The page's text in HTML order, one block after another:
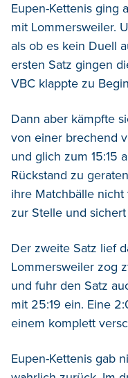
Eupen-Kettenis ging
mit Lommersweiler.
als ob es kein Duell
ersten Satz gingen
VBC klappte zu
Dann aber kämpfte
von einer brechend
und glich zum 15:15
Rückstand zu
ihre Matchbälle
zur Stelle und
Der zweite Satz lief
Lommersweiler zog
und fuhr den Satz
mit 25:19 ein. Eine
einem komplett
Eupen-Kettenis gab